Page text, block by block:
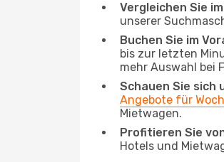
Vergleichen Sie
unserer
Buchen Sie im
bis zur letzten
mehr Auswahl bei
Schauen Sie sich
Angebote für
Mietwagen.
Profitieren Sie
Hotels und